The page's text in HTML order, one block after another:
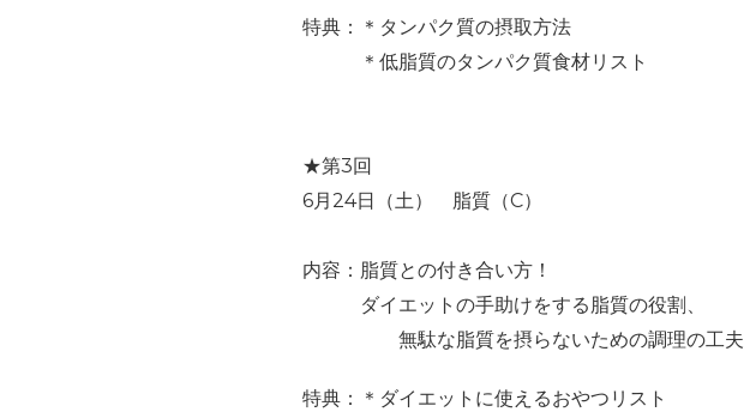
特典：＊タンパク質の摂取方法
＊低脂質のタンパク質食材リスト
★第3回
6月24日（土） 脂質（C）
内容：脂質との付き合い方！
ダイエットの手助けをする脂質の役割、
無駄な脂質を摂らないための調理の工夫
特典：＊ダイエットに使えるおやつリスト